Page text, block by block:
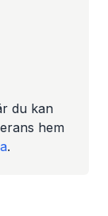
du kan
hem
.